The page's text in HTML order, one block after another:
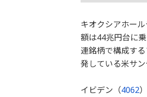
キオクシアホー
額は44兆円台に
連銘柄で構成す
発している米サ
イビデン（4062